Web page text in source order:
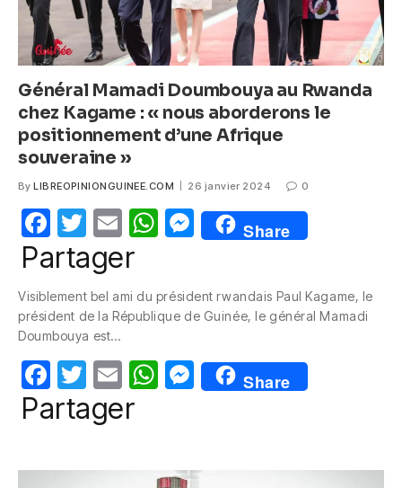
Général Mamadi Doumbouya au Rwanda
chez Kagame : « nous aborderons le
positionnement d’une Afrique
souveraine »
By LIBREOPINIONGUINEE.COM 26 janvier 2024 0
F
a
e
b
o
o
k
T
w
itt
er
E
m
W
s
p
p
M
e
e
g
er
Share
Partager
Visiblement bel ami du président rwandais Paul Kagame, le
président de la République de Guinée, le général Mamadi
Doumbouya est…
F
a
T
w
itt
E
m
W M
e
Share
Partager